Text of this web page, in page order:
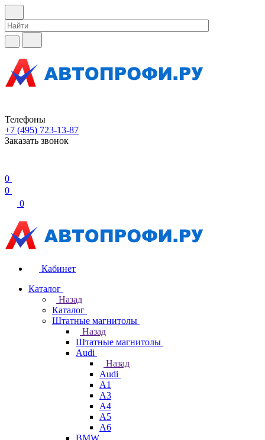
Телефоны
+7 (495) 723-13-87
Заказать звонок
0
0
0
Кабинет
Каталог
Назад
Каталог
Штатные магнитолы
Назад
Штатные магнитолы
Audi
Назад
Audi
A1
A3
A4
A5
A6
BMW